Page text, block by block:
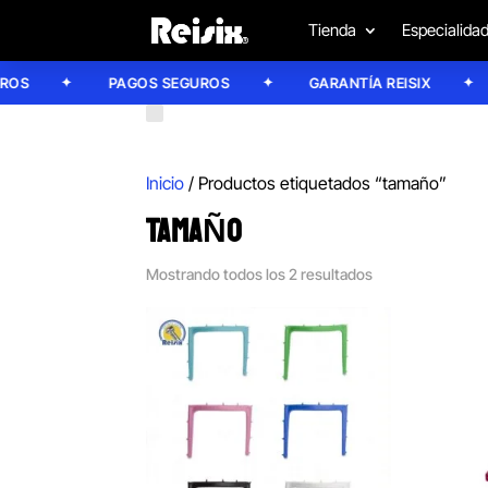
Tienda
PAGOS SEGUROS GARANTÍA REISIX
Inicio / Productos etiquetados “tamaño”
TAMAÑO
Mostrando todos los 2 resultados